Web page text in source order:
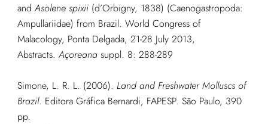
and Asolene spixii(d’Orbigny, 1838) (Caenogastropoda:
Ampullariidae) from Brazil. World Congress of
Malacology, Ponta Delgada, 21-28 July 2013,
Abstracts. Açoreanasuppl. 8: 288-289
Simone, L. R. L. (2006). Land and Freshwater Molluscs of
Brazil. Editora Gráfica Bernardi, FAPESP. São Paulo, 390
pp.